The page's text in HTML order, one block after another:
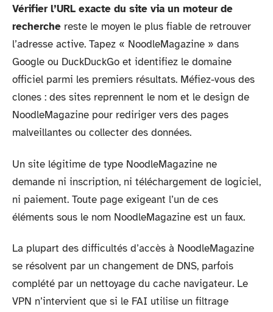
Vérifier l’URL exacte du site via un moteur de
recherche reste le moyen le plus fiable de retrouver
l’adresse active. Tapez « NoodleMagazine » dans
Google ou DuckDuckGo et identifiez le domaine
officiel parmi les premiers résultats. Méfiez-vous des
clones : des sites reprennent le nom et le design de
NoodleMagazine pour rediriger vers des pages
malveillantes ou collecter des données.
Un site légitime de type NoodleMagazine ne
demande ni inscription, ni téléchargement de logiciel,
ni paiement. Toute page exigeant l’un de ces
éléments sous le nom NoodleMagazine est un faux.
La plupart des difficultés d’accès à NoodleMagazine
se résolvent par un changement de DNS, parfois
complété par un nettoyage du cache navigateur. Le
VPN n’intervient que si le FAI utilise un filtrage